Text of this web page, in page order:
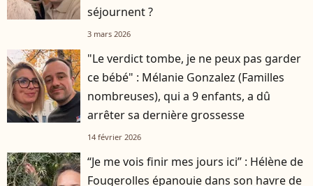
séjournent ?
3 mars 2026
"Le verdict tombe, je ne peux pas garder
ce bébé" : Mélanie Gonzalez (Familles
nombreuses), qui a 9 enfants, a dû
arrêter sa dernière grossesse
14 février 2026
“Je me vois finir mes jours ici” : Hélène de
Fougerolles épanouie dans son havre de